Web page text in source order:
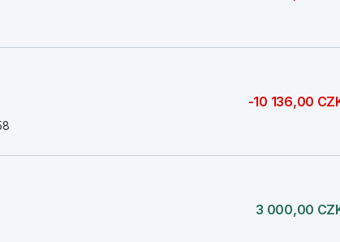
-10 136,00
3 000,00